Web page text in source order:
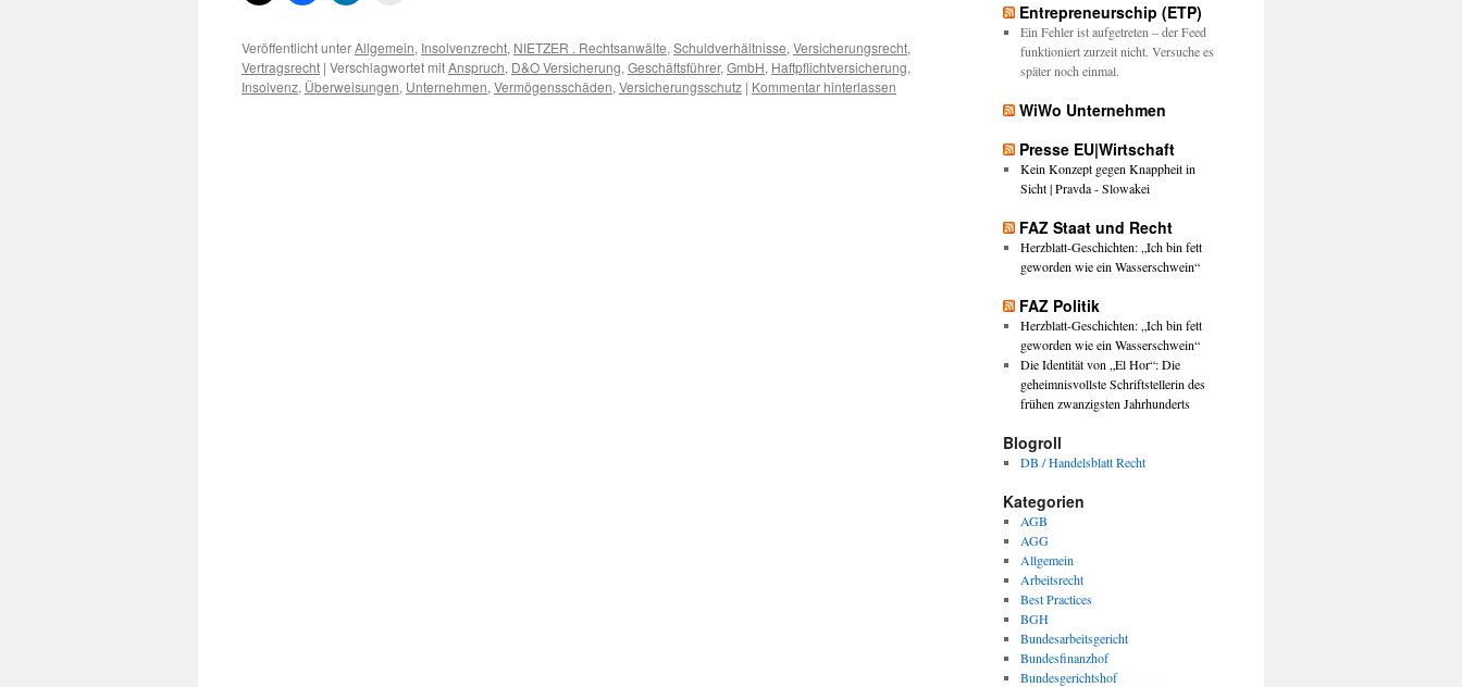
Veröffentlicht unterAllgemein, Insolvenzrecht, NIETZER . Rechtsanwälte, Schuldverhältnisse, Versicherungsrecht,
Vertragsrecht | Verschlagwortet mitAnspruch, D&O Versicherung, Geschäftsführer, GmbH, Haftpflichtversicherung,
Insolvenz, Überweisungen, Unternehmen, Vermögensschäden, Versicherungsschutz | Kommentar hinterlassen
Entrepreneurschip (ETP)
Ein Fehler ist aufgetreten – der Feed
funktioniert zurzeit nicht. Versuche es
später noch einmal.
WiWo Unternehmen
Presse EU|Wirtschaft
Kein Konzept gegen Knappheit in
Sicht | Pravda - Slowakei
FAZ Staat und Recht
Herzblatt-Geschichten: „Ich bin fett
geworden wie ein Wasserschwein“
FAZ Politik
Herzblatt-Geschichten: „Ich bin fett
geworden wie ein Wasserschwein“
Die Identität von „El Hor“: Die
geheimnisvollste Schriftstellerin des
frühen zwanzigsten Jahrhunderts
Blogroll
DB / Handelsblatt Recht
Kategorien
AGB
AGG
Allgemein
Arbeitsrecht
Best Practices
BGH
Bundesarbeitsgericht
Bundesfinanzhof
Bundesgerichtshof